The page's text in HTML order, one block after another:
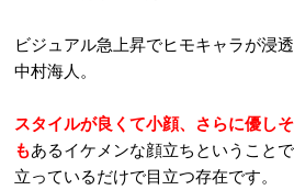
ビジュアル急上昇でヒモキャラが浸
中村海人。
スタイルが良くて小顔、さらに優し
もあるイケメンな顔立ちということ
立っているだけで目立つ存在です。